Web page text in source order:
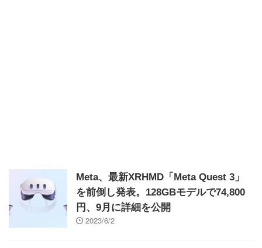
Meta、最新XRHMD「Meta Quest 3」
を前倒し発表。128GBモデルで74,800
円、9月に詳細を公開
2023/6/2